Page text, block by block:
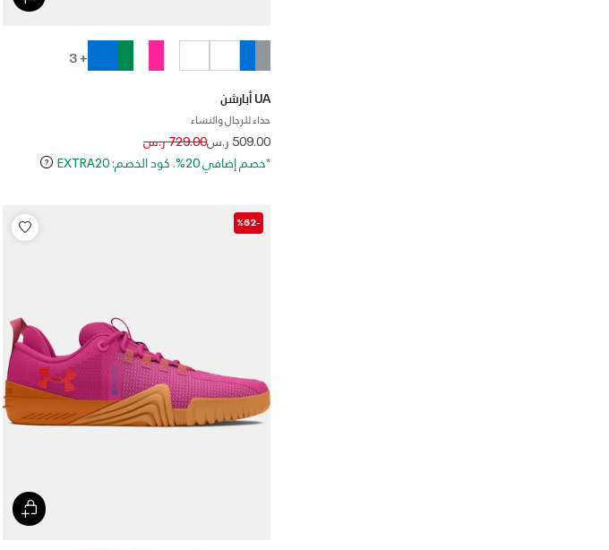
+ 3
UA أبارشن
حذاء للرجال والنساء
509.00 ر.سPrice reduced from
729.00 ر.سto
*خصم إضافي 20%. كود الخصم: EXTRA20
-%62